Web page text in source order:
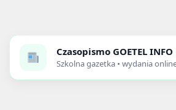
Czasopismo GOETEL INFO
Szkolna gazetka • wydania